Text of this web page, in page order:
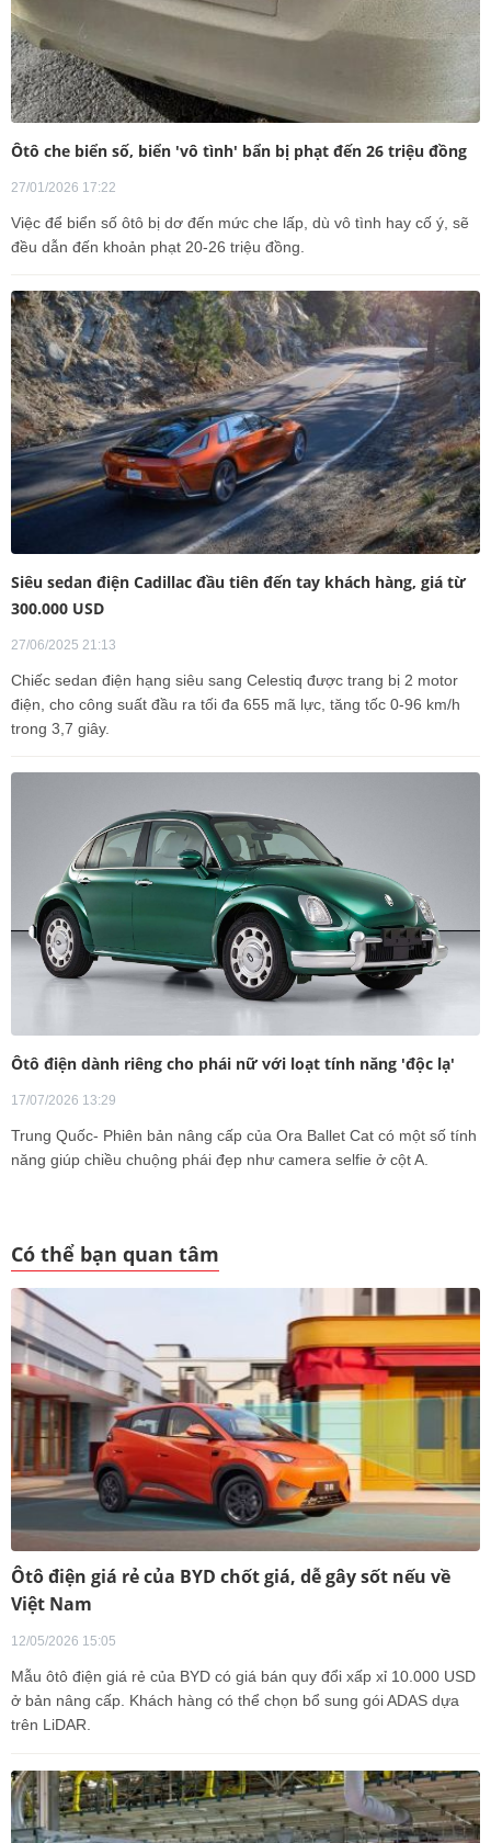
Ôtô che biển số, biển 'vô tình' bẩn bị phạt đến 26 triệu đồng
27/01/2026 17:22
Việc để biển số ôtô bị dơ đến mức che lấp, dù vô tình hay cố ý, sẽ
đều dẫn đến khoản phạt 20-26 triệu đồng.
Siêu sedan điện Cadillac đầu tiên đến tay khách hàng, giá từ
300.000 USD
27/06/2025 21:13
Chiếc sedan điện hạng siêu sang Celestiq được trang bị 2 motor
điện, cho công suất đầu ra tối đa 655 mã lực, tăng tốc 0-96 km/h
trong 3,7 giây.
Ôtô điện dành riêng cho phái nữ với loạt tính năng 'độc lạ'
17/07/2026 13:29
Trung Quốc- Phiên bản nâng cấp của Ora Ballet Cat có một số tính
năng giúp chiều chuộng phái đẹp như camera selfie ở cột A.
Có thể bạn quan tâm
Ôtô điện giá rẻ của BYD chốt giá, dễ gây sốt nếu về
Việt Nam
12/05/2026 15:05
Mẫu ôtô điện giá rẻ của BYD có giá bán quy đổi xấp xỉ 10.000 USD
ở bản nâng cấp. Khách hàng có thể chọn bổ sung gói ADAS dựa
trên LiDAR.